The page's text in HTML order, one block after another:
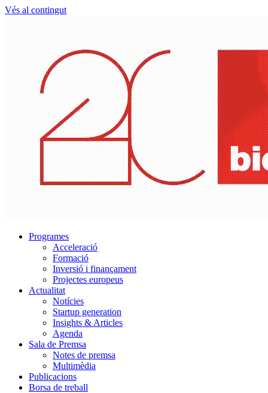
Vés al contingut
Programes
Acceleració
Formació
Inversió i finançament
Projectes europeus
Actualitat
Notícies
Startup generation
Insights & Articles
Agenda
Sala de Premsa
Notes de premsa
Multimèdia
Publicacions
Borsa de treball